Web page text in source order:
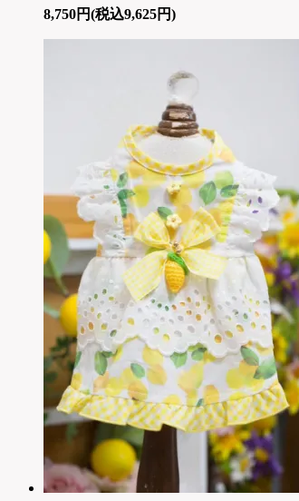
8,750円(税込9,625円)